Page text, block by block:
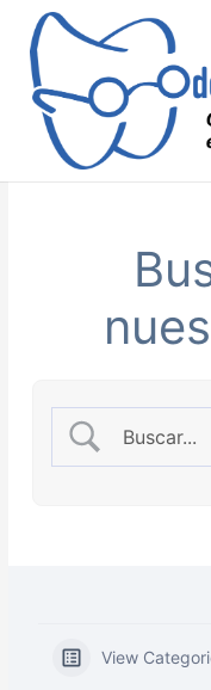
contenido
View